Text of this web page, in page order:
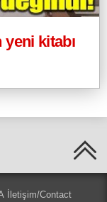
kitabı
İletişim/Contact